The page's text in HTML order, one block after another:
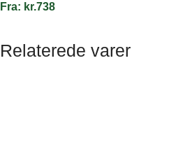
Fra: kr.738
Relaterede varer